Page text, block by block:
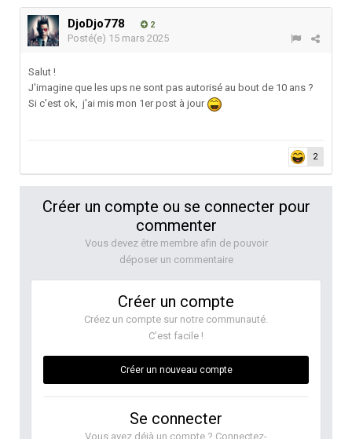
DjoDjo778 2
Posté(e) 15 mars 2025
Salut !
J'imagine que les ups ne sont pas autorisé au bout de 10 ans ?
Si c'est ok, j'ai mis mon 1er post à jour
2
Créer un compte ou se connecter pour
commenter
Vous devez être membre afin de pouvoir
déposer un commentaire
Créer un compte
Créez un compte sur notre communauté.
C’est facile !
Créer un nouveau compte
Se connecter
Vous avez déjà un compte ? Connectez-